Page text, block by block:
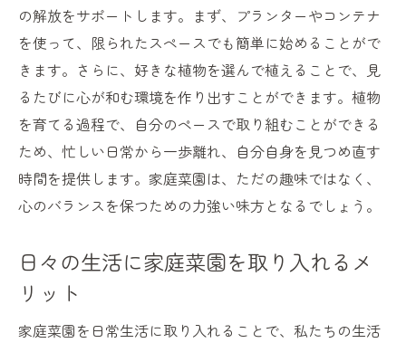
の解放をサポートします。まず、プランターやコンテナ
を使って、限られたスペースでも簡単に始めることがで
きます。さらに、好きな植物を選んで植えることで、見
るたびに心が和む環境を作り出すことができます。植物
を育てる過程で、自分のペースで取り組むことができる
ため、忙しい日常から一歩離れ、自分自身を見つめ直す
時間を提供します。家庭菜園は、ただの趣味ではなく、
心のバランスを保つための力強い味方となるでしょう。
日々の生活に家庭菜園を取り入れるメ
リット
家庭菜園を日常生活に取り入れることで、私たちの生活